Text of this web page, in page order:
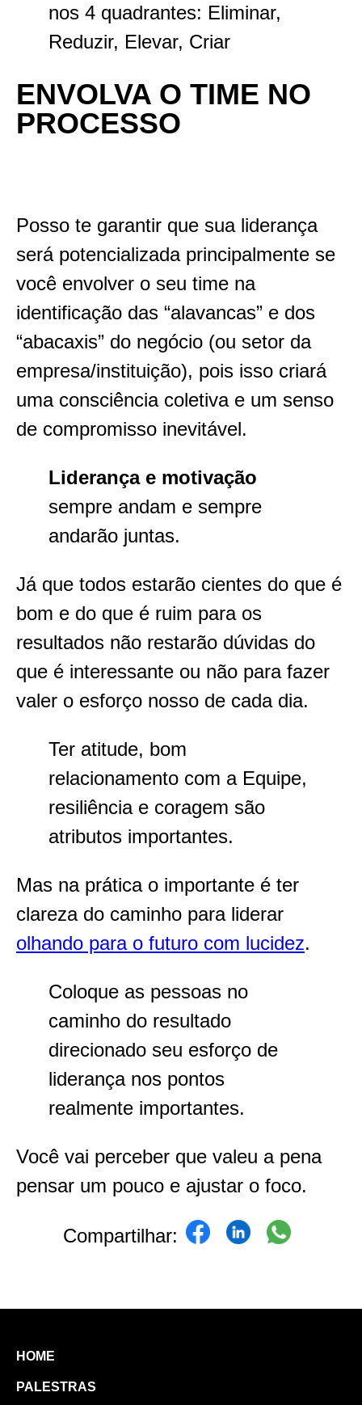
nos 4 quadrantes: Eliminar,
Reduzir, Elevar, Criar
ENVOLVA O TIME NO
PROCESSO
Posso te garantir que sua liderança
será potencializada principalmente se
você envolver o seu time na
identificação das “alavancas” e dos
“abacaxis” do negócio (ou setor da
empresa/instituição), pois isso criará
uma consciência coletiva e um senso
de compromisso inevitável.
Liderança e motivação
sempre andam e sempre
andarão juntas.
Já que todos estarão cientes do que é
bom e do que é ruim para os
resultados não restarão dúvidas do
que é interessante ou não para fazer
valer o esforço nosso de cada dia.
Ter atitude, bom
relacionamento com a Equipe,
resiliência e coragem são
atributos importantes.
Mas na prática o importante é ter
clareza do caminho para liderar
olhando para o futuro com lucidez.
Coloque as pessoas no
caminho do resultado
direcionado seu esforço de
liderança nos pontos
realmente importantes.
Você vai perceber que valeu a pena
pensar um pouco e ajustar o foco.
Compartilhar:
HOME
PALESTRAS